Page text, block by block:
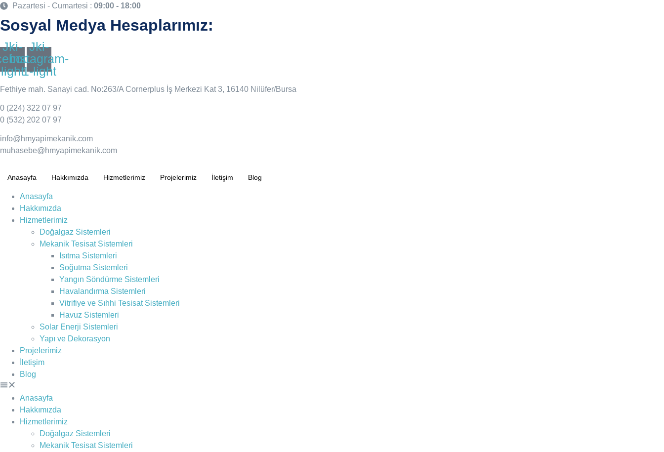
İçeriğePazartesi - Cumartesi : 09:00 - 18:00
Sosyal Medya Hesaplarımız:
Jki-
light
Jki-
instagram-
1-light
Fethiye mah. Sanayi cad. No:263/A Cornerplus İş Merkezi Kat 3, 16140 Nilüfer/Bursa
0 (224) 322 07 97
0 (532) 202 07 97
info@hmyapimekanik.com
muhasebe@hmyapimekanik.com
Anasayfa Hakkımızda Hizmetlerimiz Projelerimiz İletişim Blog
Anasayfa
Hakkımızda
Hizmetlerimiz
Doğalgaz Sistemleri
Mekanik Tesisat Sistemleri
Isıtma Sistemleri
Soğutma Sistemleri
Yangın Söndürme Sistemleri
Havalandırma Sistemleri
Vitrifiye ve Sıhhi Tesisat Sistemleri
Havuz Sistemleri
Solar Enerji Sistemleri
Yapı ve Dekorasyon
Projelerimiz
İletişim
Blog
Anasayfa
Hakkımızda
Hizmetlerimiz
Doğalgaz Sistemleri
Mekanik Tesisat Sistemleri